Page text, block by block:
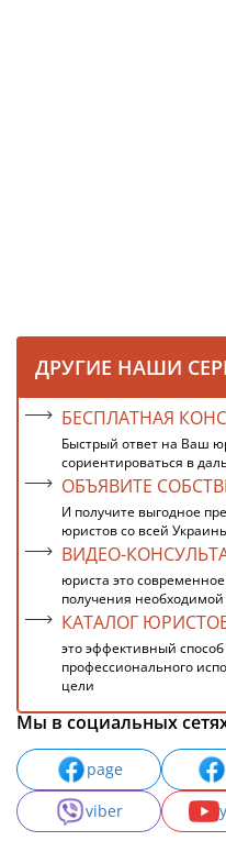
ДРУГИЕ НАШИ
БЕСПЛАТНАЯ
Быстрый ответ на Ваш
сориентироваться в
ОБЪЯВИТЕ
И получите выгодное
юристов со всей
ВИДЕО-
юриста это
получения
КАТАЛОГ
это эффективный
профессионального
цели
Мы в социальных
page
viber